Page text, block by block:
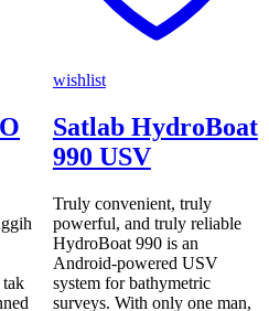
wishlist
Satlab HydroBoat
990 USV
Truly convenient, truly
powerful, and truly reliable
HydroBoat 990 is an
Android-powered USV
system for bathymetric
surveys. With only one man,